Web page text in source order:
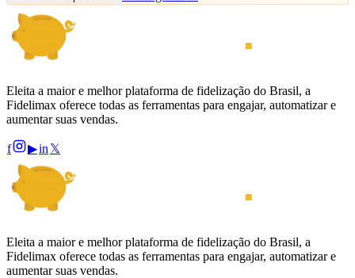
Eleita a maior e melhor plataforma de fidelização do Brasil, a
Fidelimax oferece todas as ferramentas para engajar, automatizar e
aumentar suas vendas.
f ▶in 𝕏
Eleita a maior e melhor plataforma de fidelização do Brasil, a
Fidelimax oferece todas as ferramentas para engajar, automatizar e
aumentar suas vendas.